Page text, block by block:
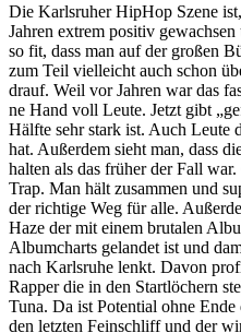
Die Karlsruher HipHop Szene
Jahren extrem positiv
so fit, dass man auf der großen
zum Teil vielleicht auch schon
drauf. Weil vor Jahren war das
ne Hand voll Leute. Jetzt gibt
Hälfte sehr stark ist. Auch Leute
hat. Außerdem sieht man, dass
halten als das früher der Fall
Trap. Man hält zusammen und
der richtige Weg für alle.
Haze der mit einem brutalen
Albumcharts gelandet ist und
nach Karlsruhe lenkt. Davon
Rapper die in den Startlöchern
Tuna. Da ist Potential ohne
den letzten Feinschliff und der